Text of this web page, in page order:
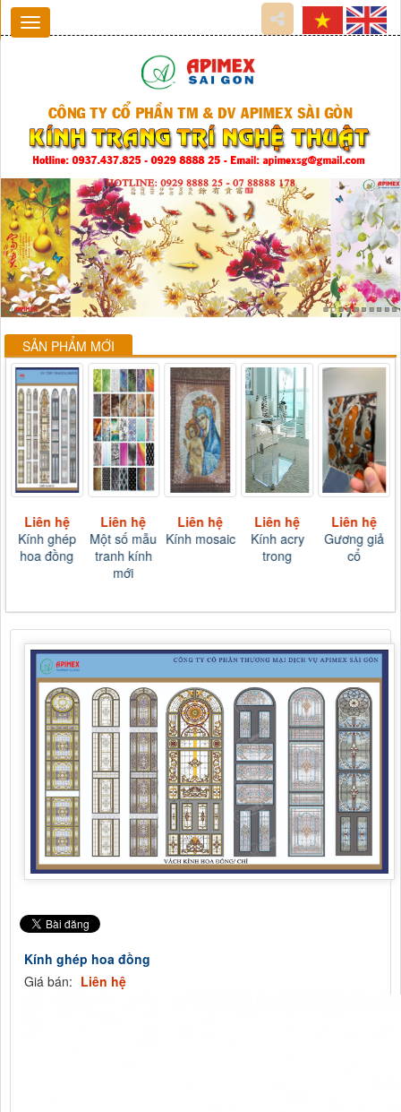
SẢN PHẨM MỚI
Liên hệ
Kính ghép
hoa đồng
Liên hệ
Một số mẫu
tranh kính
mới
Liên hệ
Kính mosaic
Liên hệ
Kính acry
trong
Liên hệ
Gương giả
cổ
Kính ghép hoa đồng
Giá bán: Liên hệ